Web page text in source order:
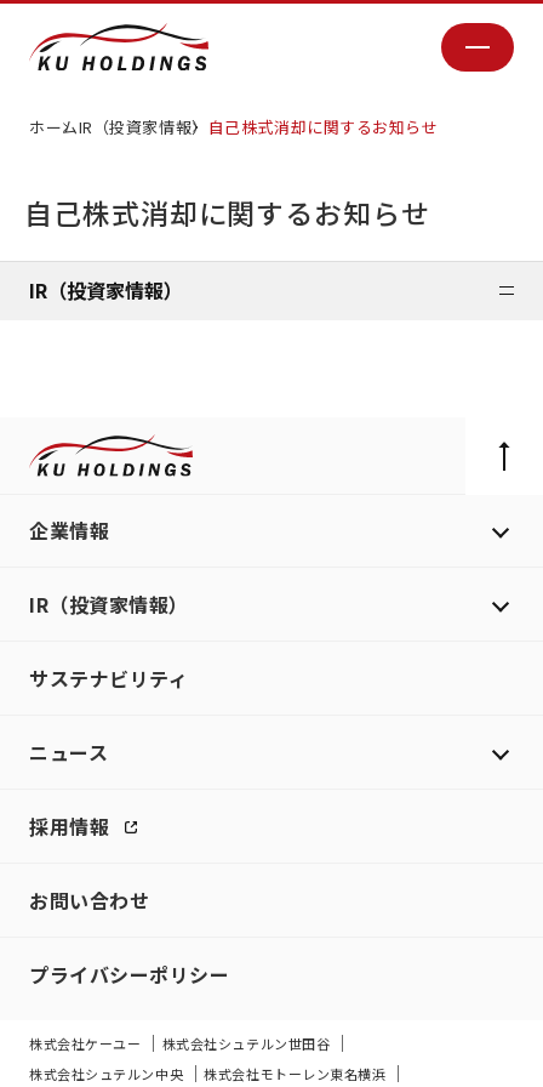
ホームIR（投資家情報） 自己株式消却に関するお知らせ
自己株式消却に関するお知らせ
IR（投資家情報）
企業情報
IR（投資家情報）
サステナビリティ
ニュース
採用情報
お問い合わせ
プライバシーポリシー
株式会社ケーユー
株式会社シュテルン世田谷
株式会社シュテルン中央
株式会社モトーレン東名横浜